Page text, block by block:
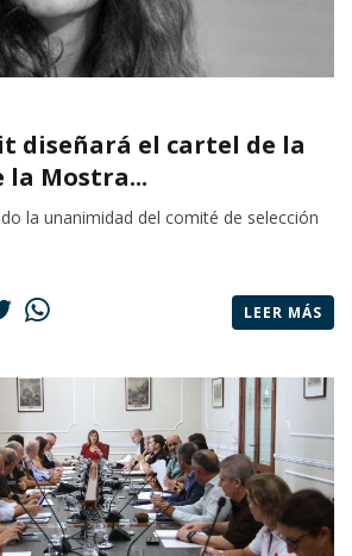
diseñará el cartel de la
la Mostra...
la unanimidad del comité de selección
LEER MÁS